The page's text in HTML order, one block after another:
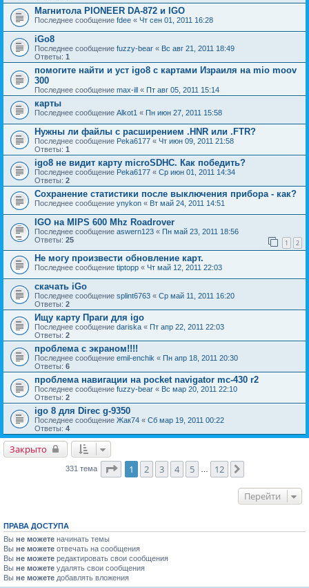
Магнитола PIONEER DA-872 и IGO
Последнее сообщение fdee « Чт сен 01, 2011 16:28
iGo8
Последнее сообщение fuzzy-bear « Вс авг 21, 2011 18:49
Ответы: 1
помогите найти и уст igo8 с картами Израиля на mio moov
300
Последнее сообщение max-ill « Пт авг 05, 2011 15:14
карты
Последнее сообщение Alkot1 « Пн июн 27, 2011 15:58
Нужны ли файлы с расширением .HNR или .FTR?
Последнее сообщение Peka6177 « Чт июн 09, 2011 21:58
Ответы: 1
igo8 не видит карту microSDHC. Как победить?
Последнее сообщение Peka6177 « Ср июн 01, 2011 14:34
Ответы: 2
Сохранение статистики после выключения прибора - как?
Последнее сообщение ynykon « Вт май 24, 2011 14:51
IGO на MIPS 600 Mhz Roadrover
Последнее сообщение aswern123 « Пн май 23, 2011 18:56
Ответы: 25 1 2
Не могу произвести обновление карт.
Последнее сообщение tiptopp « Чт май 12, 2011 22:03
скачать iGo
Последнее сообщение splint6763 « Ср май 11, 2011 16:20
Ответы: 2
Ищу карту Праги для igo
Последнее сообщение dariska « Пт апр 22, 2011 22:03
Ответы: 2
проблема с экраном!!!!
Последнее сообщение emil-enchik « Пн апр 18, 2011 20:30
Ответы: 6
проблема навигации на pocket navigator mc-430 r2
Последнее сообщение fuzzy-bear « Вс мар 20, 2011 22:10
Ответы: 2
igo 8 для Direc g-9350
Последнее сообщение Жак74 « Сб мар 19, 2011 00:22
Ответы: 4
Закрыто
331 тема Страница1 из
1 2 3 4 5 12
Перейти
ПРАВА ДОСТУПА
Вы не можете начинать темы
Вы не можете отвечать на сообщения
Вы не можете редактировать свои сообщения
Вы не можете удалять свои сообщения
Вы не можете добавлять вложения